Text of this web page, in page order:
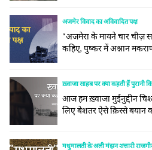
was a curious learner,
humility.Incidentally,
reading
अजमेर विवाद का अविवादित पक्ष
“अजमेरा के मायने चार चीज़
कहिए, पुष्कर में अश्नान
अजमेर सूफ़ी संतों के लिए एक
reading
ख़्वाजा साहब पर क्या कहती हैं पुरानी
आज हम ख़्वाजा मुईनुद्दीन
लिए बेशतर ऐसे क़िस्से बयान
मधुमालती के अली मंझन शत्तारी